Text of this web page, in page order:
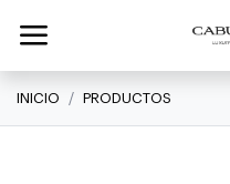
INICIO PRODUCTOS